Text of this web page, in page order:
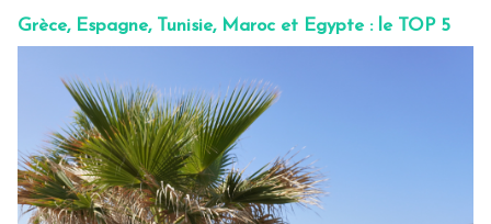
Grèce, Espagne, Tunisie, Maroc et Egypte : le TOP 5